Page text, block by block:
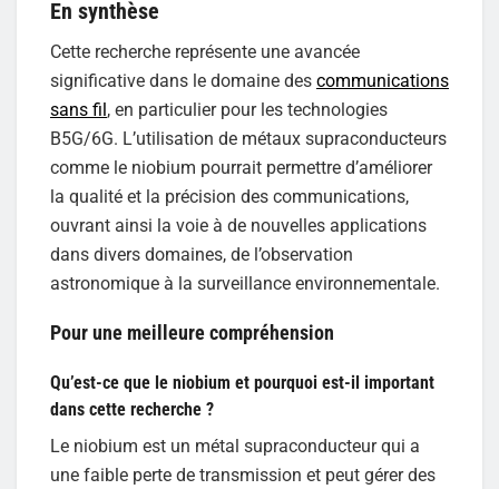
En synthèse
Cette recherche représente une avancée
significative dans le domaine des communications
sans fil, en particulier pour les technologies
B5G/6G. L’utilisation de métaux supraconducteurs
comme le niobium pourrait permettre d’améliorer
la qualité et la précision des communications,
ouvrant ainsi la voie à de nouvelles applications
dans divers domaines, de l’observation
astronomique à la surveillance environnementale.
Pour une meilleure compréhension
Qu’est-ce que le niobium et pourquoi est-il important
dans cette recherche ?
Le niobium est un métal supraconducteur qui a
une faible perte de transmission et peut gérer des